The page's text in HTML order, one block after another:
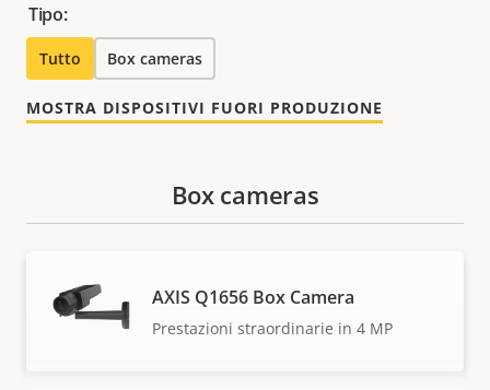
Tipo:
Tutto Box cameras
MOSTRA DISPOSITIVI FUORI PRODUZIONE
Box cameras
AXIS Q1656 Box Camera
Prestazioni straordinarie in 4 MP